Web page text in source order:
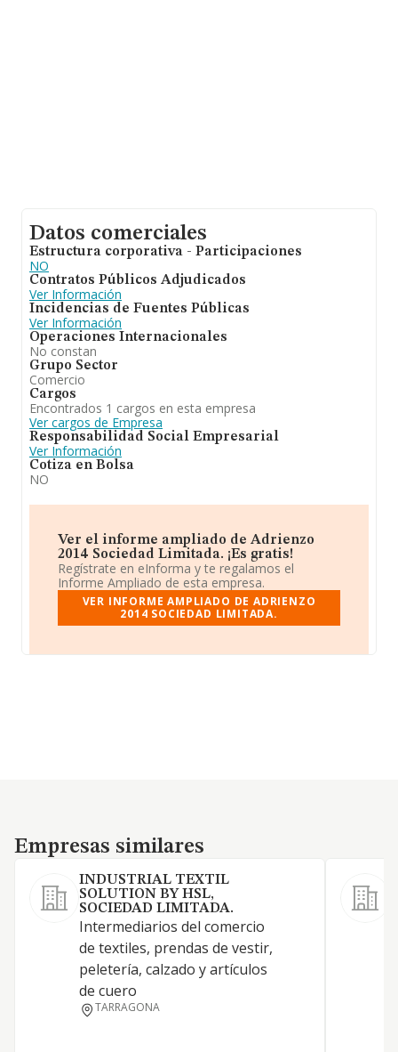
Datos comerciales
Estructura corporativa - Participaciones
NO
Contratos Públicos Adjudicados
Ver Información
Incidencias de Fuentes Públicas
Ver Información
Operaciones Internacionales
No constan
Grupo Sector
Comercio
Cargos
Encontrados 1 cargos en esta empresa
Ver cargos de Empresa
Responsabilidad Social Empresarial
Ver Información
Cotiza en Bolsa
NO
Ver el informe ampliado de Adrienzo
2014 Sociedad Limitada. ¡Es gratis!
Regístrate en eInforma y te regalamos el
Informe Ampliado de esta empresa.
VER INFORME AMPLIADO DE ADRIENZO
2014 SOCIEDAD LIMITADA.
Empresas similares
Empresas similares
INDUSTRIAL TEXTIL
SOLUTION BY HSL,
SOCIEDAD LIMITADA.
Intermediarios del comercio
de textiles, prendas de vestir,
peletería, calzado y artículos
de cuero
TARRAGONA